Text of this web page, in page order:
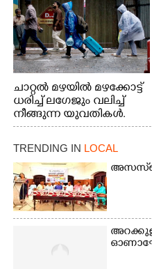
ചാറ്റൽ മഴയിൽ മഴക്കോട്ട്
ധരിച്ച് ലഗേജും വലിച്ച്
നീങ്ങുന്ന യുവതികൾ.
എറണാകുളം മേനകയിൽ
നിന്നുള്ള കാഴ്ച
TRENDING IN LOCAL